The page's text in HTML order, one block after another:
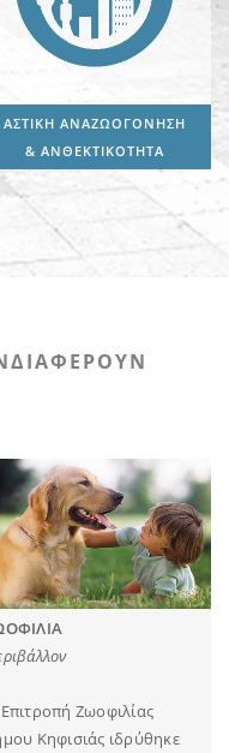
ΑΣΤΙΚΗ ΑΝΑΖΩΟΓΟΝΗΣΗ
& ΑΝΘΕΚΤΙΚΟΤΗΤΑ
Ζωοφιλίας
Κηφισιάς ιδρύθηκε